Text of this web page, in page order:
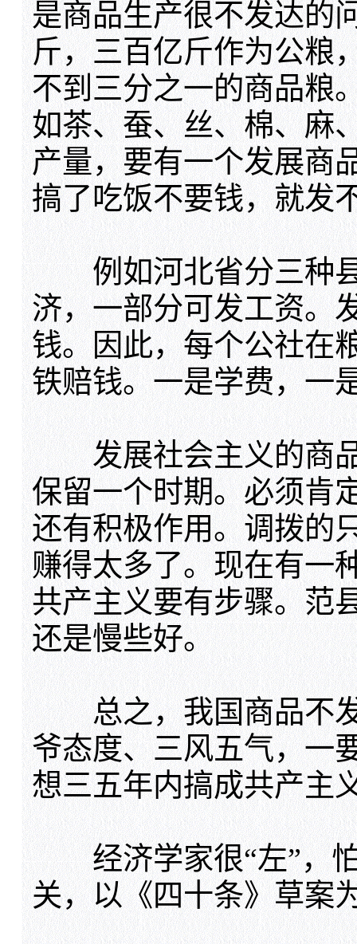
是商品生产很不发达的
斤，三百亿斤作为公粮
不到三分之一的商品粮
如茶、蚕、丝、棉、麻
产量，要有一个发展商
搞了吃饭不要钱，就发
例如河北省分三种县
济，一部分可发工资。
钱。因此，每个公社在
铁赔钱。一是学费，一
发展社会主义的商品
保留一个时期。必须肯
还有积极作用。调拨的
赚得太多了。现在有一
共产主义要有步骤。范
还是慢些好。
总之，我国商品不发
爷态度、三风五气，一
想三五年内搞成共产主
经济学家很“左”，怕
关，以《四十条》草案